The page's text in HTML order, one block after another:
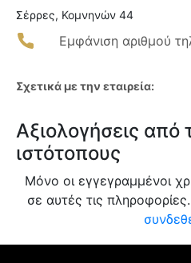
Σέρρες, Κομνηνών 44
Εμφάνιση αριθμού
Σχετικά με την εταιρεία:
Αξιολογήσεις
ιστότοπους
Μόνο οι εγγεγραμμένοι
σε αυτές τις πληροφορίες.